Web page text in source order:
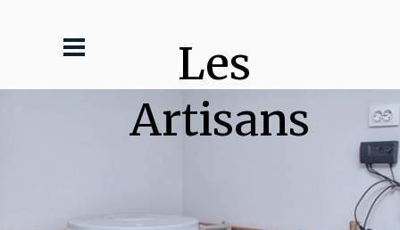
Les
Artisans